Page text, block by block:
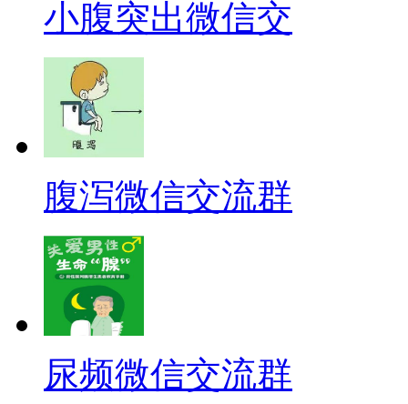
小腹突出微信交
腹泻微信交流群
尿频微信交流群